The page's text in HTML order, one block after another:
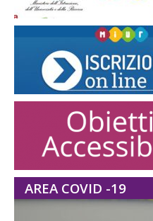
AREA COVID -19